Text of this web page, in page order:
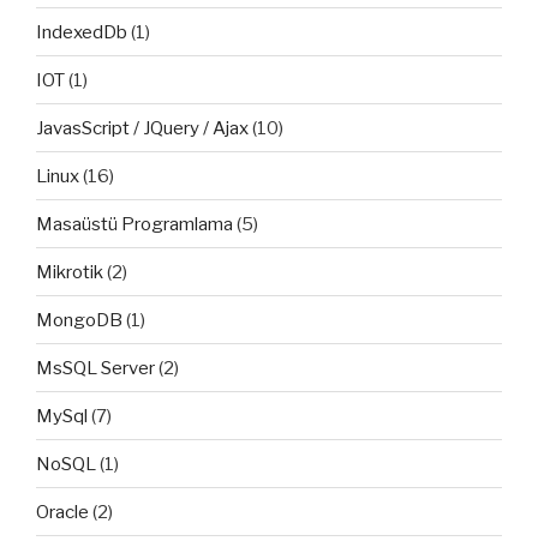
IndexedDb (1)
IOT(1)
JavasScript / JQuery / Ajax(10)
Linux(16)
Masaüstü Programlama (5)
Mikrotik(2)
MongoDB (1)
MsSQL Server(2)
MySql (7)
NoSQL(1)
Oracle (2)